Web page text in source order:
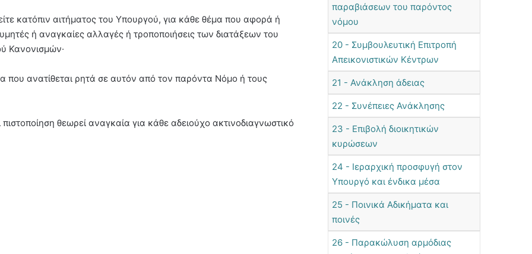
κατόπιν αιτήματος του Υπουργού, για κάθε θέμα που αφορά ή
ή αναγκαίες αλλαγές ή τροποποιήσεις των διατάξεων του
Κανονισμών·
που ανατίθεται ρητά σε αυτόν από τον παρόντα Νόμο ή τους
θεωρεί αναγκαία για κάθε αδειούχο ακτινοδιαγνωστικό
παραβιάσεων του παρόντος
νόμου
20 - Συμβουλευτική Επιτροπή
Απεικονιστικών Κέντρων
21 - Ανάκληση άδειας
22 - Συνέπειες Ανάκλησης
23 - Επιβολή διοικητικών
κυρώσεων
24 - Ιεραρχική προσφυγή στον
Υπουργό και ένδικα μέσα
25 - Ποινικά Αδικήματα και
ποινές
26 - Παρακώλυση αρμόδιας